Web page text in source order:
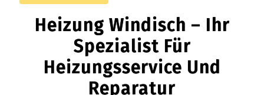
Heizung Windisch – Ihr
Spezialist Für
Heizungsservice Und
Reparatur